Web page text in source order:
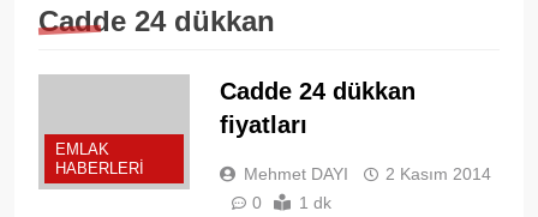
Cadde 24 dükkan
EMLAK
HABERLERI
Cadde 24 dükkan
fiyatları
Mehmet DAYI
2 Kasım 2014
0
1 dk